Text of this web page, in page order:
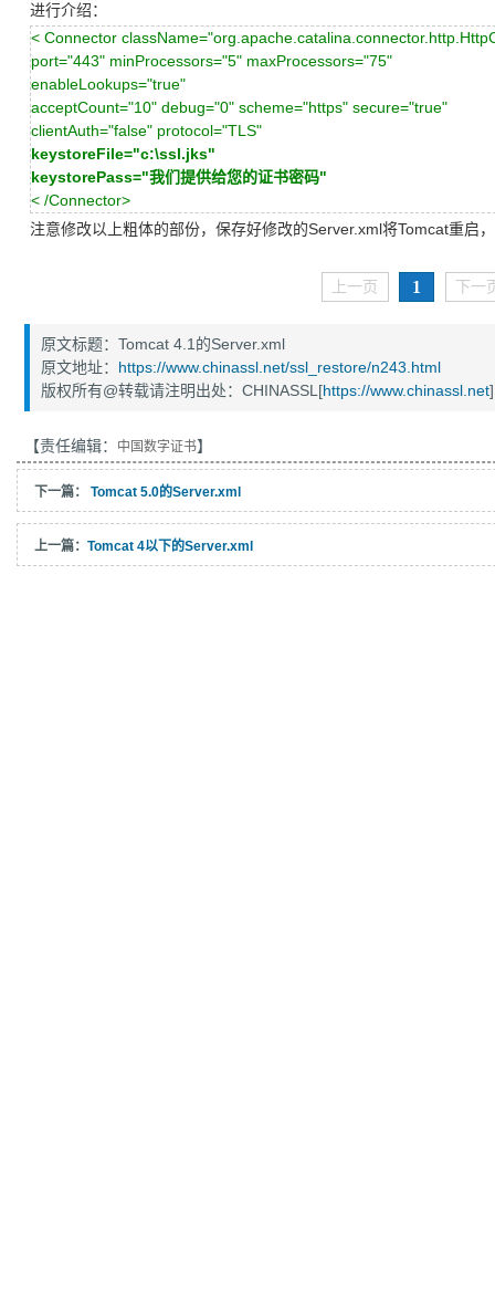
进行介绍：
< Connector
port="443" minProcessors="5" maxProcessors="75"
enableLookups="true"
acceptCount="10" debug="0" scheme="https" secure="true"
clientAuth="false" protocol="TLS"
keystoreFile="c:\ssl.jks"
keystorePass="我们提供给您的证书密码"
< /Connector>
注意修改以上粗体的部份，保存好修改的Server.xml将Tomcat重启
上一页 1 下一
原文标题：Tomcat 4.1的Server.xml
原文地址： https://www.chinassl.net/ssl_restore/n243.html
版权所有@转载请注明出处：CHINASSL[https://www.chinassl.net]
【责任编辑： 中国数字证书】
下一篇： Tomcat 5.0的Server.xml
上一篇： Tomcat 4以下的Server.xml